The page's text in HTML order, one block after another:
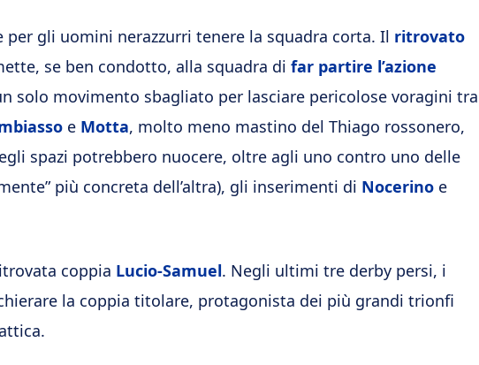
gli uomini nerazzurri tenere la squadra corta. Il ritrovato
se ben condotto, alla squadra di far partire l’azione
solo movimento sbagliato per lasciare pericolose voragini tra
e Motta, molto meno mastino del Thiago rossonero,
spazi potrebbero nuocere, oltre agli uno contro uno delle
più concreta dell’altra), gli inserimenti di Nocerino e
coppia Lucio-Samuel. Negli ultimi tre derby persi, i
la coppia titolare, protagonista dei più grandi trionfi